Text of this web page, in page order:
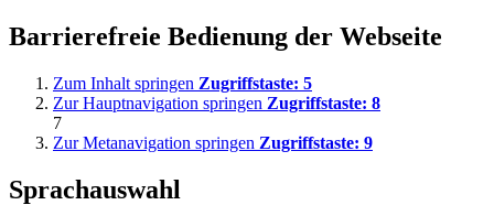
Barrierefreie Bedienung der Webseite
Zum Inhalt springen Zugriffstaste: 5
Zur Hauptnavigation springen Zugriffstaste: 8
7
Zur Metanavigation springen Zugriffstaste: 9
Sprachauswahl